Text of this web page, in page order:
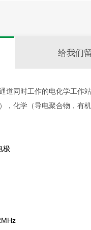
给我们
道同时工作的电化学工作
，化学（导电聚合物，有
极